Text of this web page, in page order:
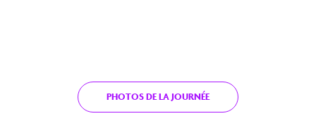
PHOTOS DE LA JOURNÉE